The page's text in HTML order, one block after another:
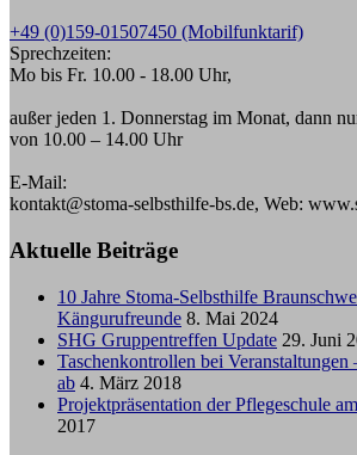
+49 (0)159-01507450 (Mobilfunktarif)
Sprechzeiten:
Mo bis Fr. 10.00 - 18.00 Uhr,
außer jeden 1. Donnerstag im Monat, dann
von 10.00 – 14.00 Uhr
E-Mail:
kontakt@stoma-selbsthilfe-bs.de, Web:
Aktuelle Beiträge
10 Jahre Stoma-Selbsthilfe
Kängurufreunde 8. Mai 2024
SHG Gruppentreffen Update 29. Juni
Taschenkontrollen bei
ab 4. März 2018
Projektpräsentation der Pflegeschule
2017